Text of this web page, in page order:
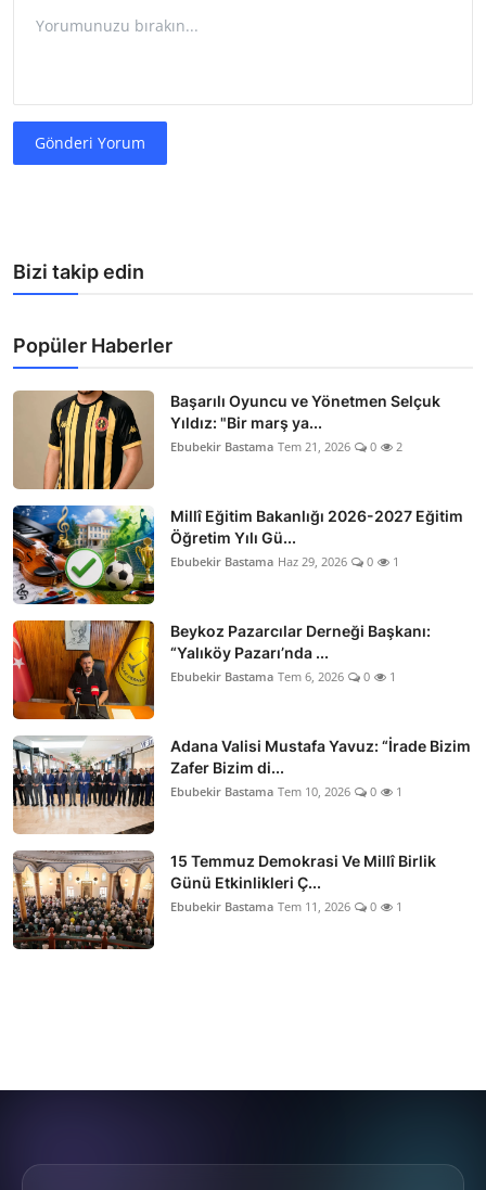
Gönderi Yorum
Bizi takip edin
Popüler Haberler
Başarılı Oyuncu ve Yönetmen Selçuk
Yıldız: "Bir marş ya...
Ebubekir Bastama Tem 21, 2026 0 2
Millî Eğitim Bakanlığı 2026-2027 Eğitim
Öğretim Yılı Gü...
Ebubekir Bastama Haz 29, 2026 0 1
Beykoz Pazarcılar Derneği Başkanı:
“Yalıköy Pazarı’nda ...
Ebubekir Bastama Tem 6, 2026 0 1
Adana Valisi Mustafa Yavuz: “İrade Bizim
Zafer Bizim di...
Ebubekir Bastama Tem 10, 2026 0 1
15 Temmuz Demokrasi Ve Millî Birlik
Günü Etkinlikleri Ç...
Ebubekir Bastama Tem 11, 2026 0 1